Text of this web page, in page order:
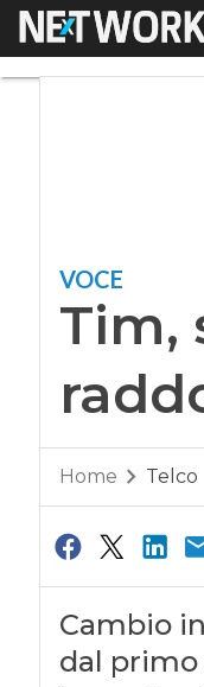
Menu
VOCE
Tim,
Home Telco
Cambio
dal primo